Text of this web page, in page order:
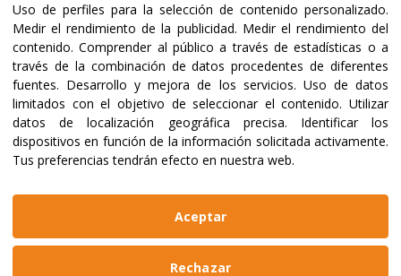
Manual de identidad
Web realizada porBikuma
Uso de perfiles para la selección de contenido personalizado.
Medir el rendimiento de la publicidad. Medir el rendimiento del
contenido.Comprender al público a través de estadísticas o a
través de la combinación de datos procedentes de diferentes
fuentes. Desarrollo y mejora de los servicios. Uso de datos
limitados con el objetivo de seleccionar el contenido. Utilizar
datos de localización geográfica precisa. Identificar los
dispositivos en función de la información solicitada activamente.
Tus preferencias tendrán efecto en nuestra web.
Rechazar
Aceptar